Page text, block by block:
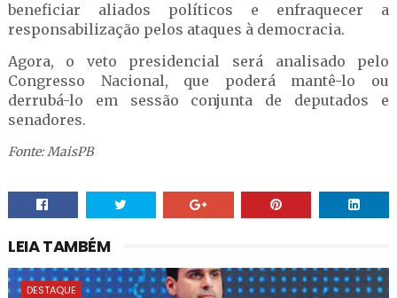
beneficiar aliados políticos e enfraquecer a
responsabilização pelos ataques à democracia.
Agora, o veto presidencial será analisado pelo
Congresso Nacional, que poderá mantê-lo ou
derrubá-lo em sessão conjunta de deputados e
senadores.
Fonte: MaisPB
LEIA TAMBÉM
DESTAQUE